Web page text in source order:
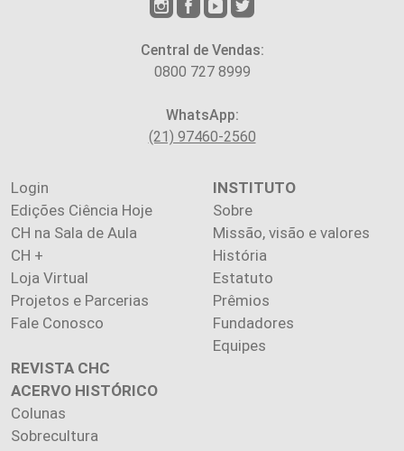
Central de Vendas:
0800 727 8999
WhatsApp:
(21) 97460-2560
Login
Edições Ciência Hoje
CH na Sala de Aula
CH +
Loja Virtual
Projetos e Parcerias
Fale Conosco
INSTITUTO
Sobre
Missão, visão e valores
História
Estatuto
Prêmios
Fundadores
Equipes
REVISTA CHC
ACERVO HISTÓRICO
Colunas
Sobrecultura